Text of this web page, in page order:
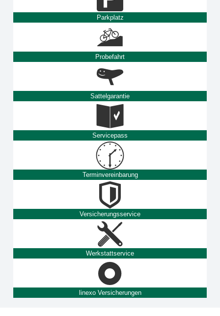
Parkplatz
Probefahrt
Sattelgarantie
Servicepass
Terminvereinbarung
Versicherungsservice
Werkstattservice
linexo Versicherungen